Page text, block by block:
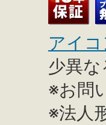
アイ
少異な
※お問
※法人